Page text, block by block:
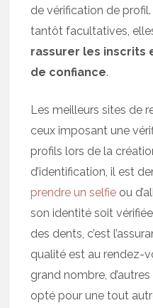
de vérification de
tantôt facultatives,
rassurer les inscrits
de confiance.
Les meilleurs sites de
ceux imposant une
profils lors de la
d’identification, il est
prendre un selfie ou
son identité soit
des dents, c’est
qualité est au rendez-
grand nombre,
opté pour une tout